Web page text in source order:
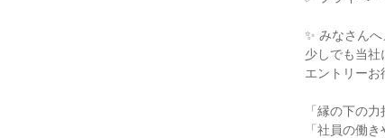
✨ みなさん
少しでも当社
エントリーお
「縁の下の
「社員の働